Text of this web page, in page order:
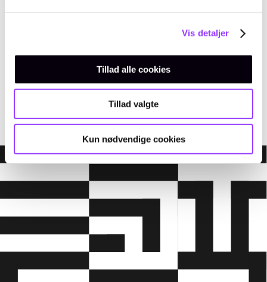
Vis detaljer
Tillad alle cookies
Tillad valgte
Kun nødvendige cookies
TELEFON
+45 3817 7407